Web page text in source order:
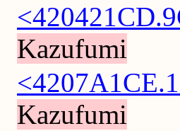
Kazufumi
Kazufumi